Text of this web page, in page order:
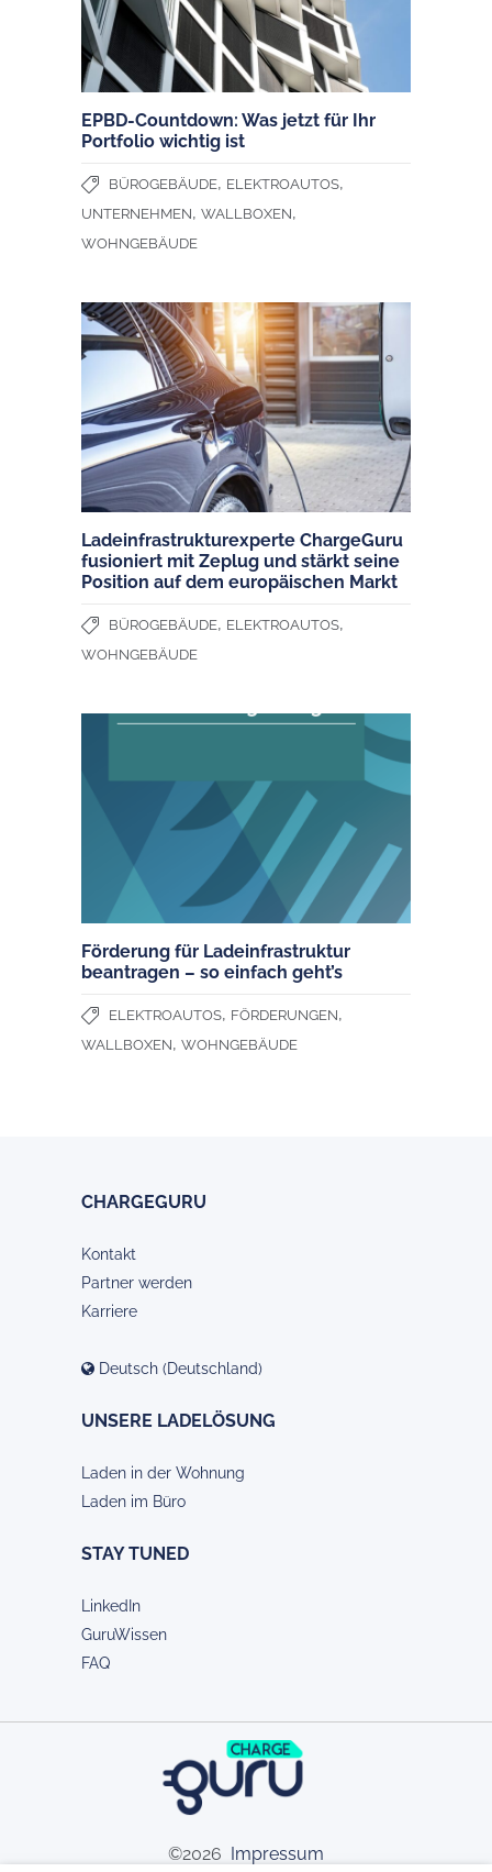
EPBD-Countdown: Was jetzt für Ihr
Portfolio wichtig ist
BÜROGEBÄUDE, ELEKTROAUTOS,
UNTERNEHMEN, WALLBOXEN,
WOHNGEBÄUDE
Ladeinfrastrukturexperte ChargeGuru
fusioniert mit Zeplug und stärkt seine
Position auf dem europäischen Markt
BÜROGEBÄUDE, ELEKTROAUTOS,
WOHNGEBÄUDE
Förderung für Ladeinfrastruktur
beantragen – so einfach geht’s
ELEKTROAUTOS, FÖRDERUNGEN,
WALLBOXEN, WOHNGEBÄUDE
CHARGEGURU
Kontakt
Partner werden
Karriere
Deutsch (Deutschland)
UNSERE LADELÖSUNG
Laden in der Wohnung
Laden im Büro
STAY TUNED
LinkedIn
GuruWissen
FAQ
©2026 Impressum